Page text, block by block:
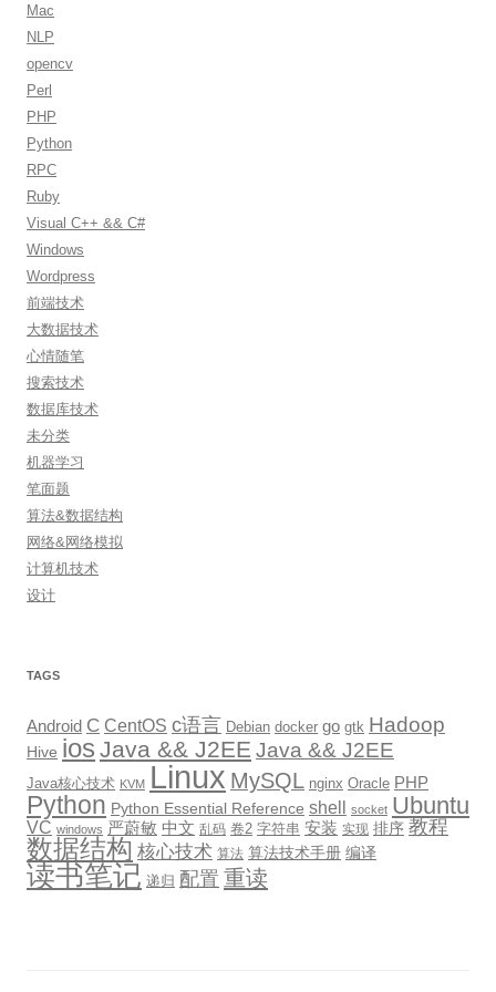
Mac
NLP
opencv
Perl
PHP
Python
RPC
Ruby
Visual C++ && C#
Windows
Wordpress
前端技术
大数据技术
心情随笔
搜索技术
数据库技术
未分类
机器学习
笔面题
算法&数据结构
网络&网络模拟
计算机技术
设计
TAGS
Android C CentOS c语言 Debian docker go gtk Hadoop
Hive ios Java && J2EE Java && J2EE
Java核心技术 KVM Linux MySQL nginx Oracle PHP
Python Python Essential Reference shell socket Ubuntu
VC windows 严蔚敏 中文 乱码 卷2 字符串 安装 实现 排序 教程
数据结构 核心技术 算法 算法技术手册 编译
读书笔记 递归 配置 重读